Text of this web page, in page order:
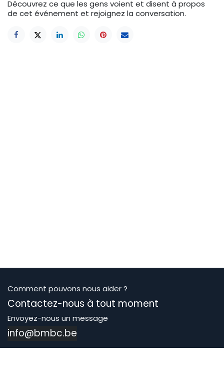
Découvrez ce que les gens voient et disent à propos
de cet événement et rejoignez la conversation.
Comment pouvons nous aider ?
Contactez-nous à tout moment
Envoyez-nous un message
info@bmbc.be